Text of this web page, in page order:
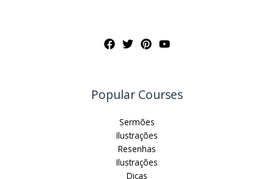
Popular Courses
Sermões
Ilustrações
Resenhas
Ilustrações
Dicas